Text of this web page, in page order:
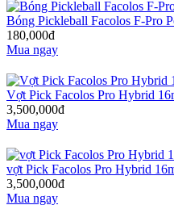
Bóng Pickleball Facolos F-Pro
180,000đ
Mua ngay
Vợt Pick Facolos Pro Hybrid
3,500,000đ
Mua ngay
vợt Pick Facolos Pro Hybrid
3,500,000đ
Mua ngay